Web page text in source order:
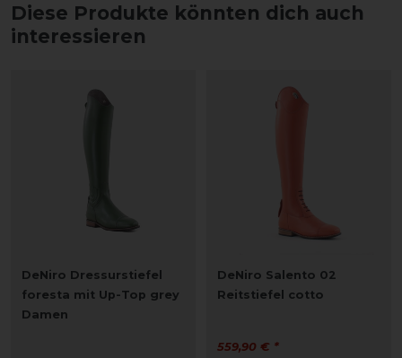
Diese Produkte könnten dich auch
interessieren
DeNiro Dressurstiefel
foresta mit Up-Top grey
Damen
DeNiro Salento 02
Reitstiefel cotto
559,90 € *